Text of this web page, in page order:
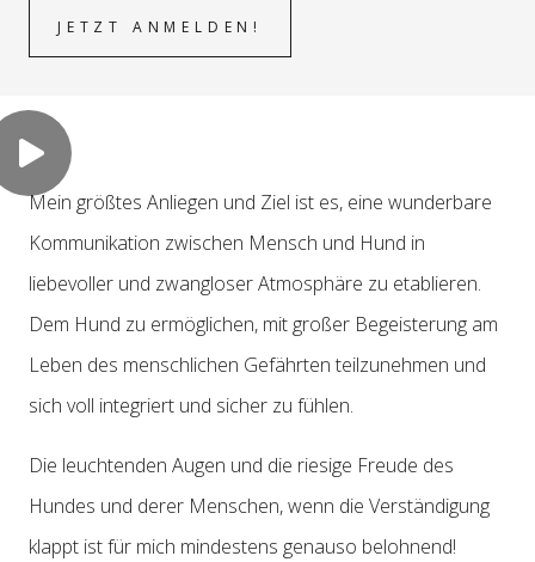
JETZT ANMELDEN!
Mein größtes Anliegen und Ziel ist es, eine wunderbare
Kommunikation zwischen Mensch und Hund in
liebevoller und zwangloser Atmosphäre zu etablieren.
Dem Hund zu ermöglichen, mit großer Begeisterung am
Leben des menschlichen Gefährten teilzunehmen und
sich voll integriert und sicher zu fühlen.
Die leuchtenden Augen und die riesige Freude des
Hundes und derer Menschen, wenn die Verständigung
klappt ist für mich mindestens genauso belohnend!